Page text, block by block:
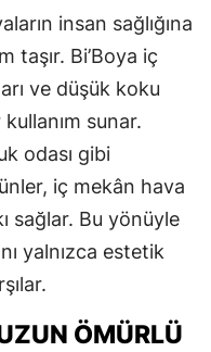
insan sağlığına
taşır. Bi’Boya iç
ve düşük koku
sunar.
odası gibi
iç mekân hava
sağlar. Bu yönüyle
yalnızca estetik
ÖMÜRLÜ